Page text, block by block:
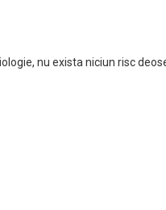
nu exista niciun risc